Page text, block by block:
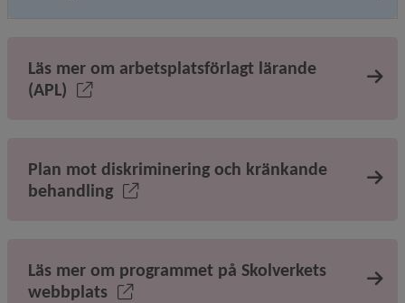
Läs mer om arbetsplatsförlagt lärande
(APL)
Plan mot diskriminering och kränkande
behandling
Läs mer om programmet på Skolverkets
webbplats